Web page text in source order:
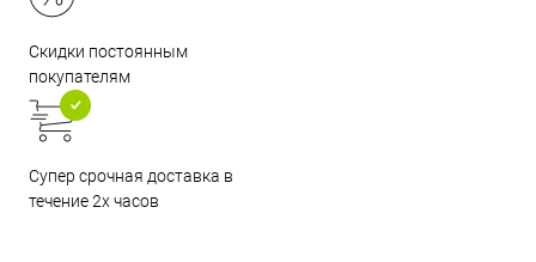
Скидки постоянным
покупателям
Супер срочная доставка в
течение 2х часов